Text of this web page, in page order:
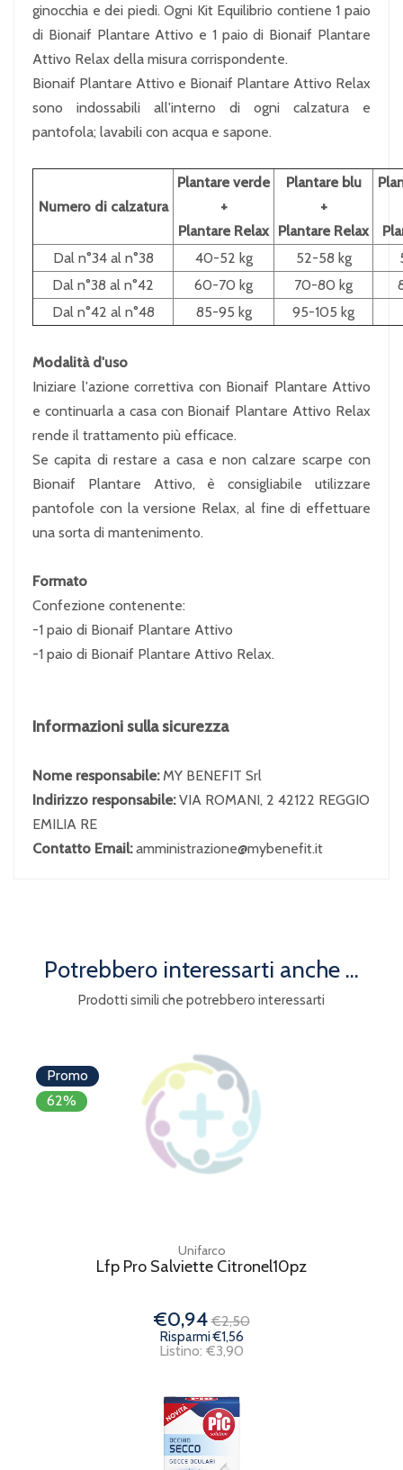
ginocchia e dei piedi. Ogni Kit Equilibrio contiene 1 paio
di Bionaif Plantare Attivo e 1 paio di Bionaif Plantare
Attivo Relax della misura corrispondente.
Bionaif Plantare Attivo e Bionaif Plantare Attivo Relax
sono indossabili all'interno di ogni calzatura e
pantofola; lavabili con acqua e sapone.
Numero di calzatura
Plantare verde
+
Plantare Relax
Plantare blu
+
Plantare Relax
Dal n°34 al n°38
40-52 kg 52-58 kg
Dal n°38 al n°42
60-70 kg 70-80 kg
Dal n°42 al n°48
85-95 kg 95-105 kg
Modalità d'uso
Iniziare l'azione correttiva con Bionaif Plantare Attivo
e continuarla a casa con Bionaif Plantare Attivo Relax
rende il trattamento più efficace.
Se capita di restare a casa e non calzare scarpe con
Bionaif Plantare Attivo, è consigliabile utilizzare
pantofole con la versione Relax, al fine di effettuare
una sorta di mantenimento.
Formato
Confezione contenente:
-1 paio di Bionaif Plantare Attivo
-1 paio di Bionaif Plantare Attivo Relax.
Informazioni sulla sicurezza
Nome responsabile: MY BENEFIT Srl
Indirizzo responsabile:VIA ROMANI, 2 42122 REGGIO
EMILIA RE
Contatto Email:amministrazione@mybenefit.it
Potrebbero interessarti anche ...
Prodotti simili che potrebbero interessarti
Promo
62%
Unifarco
Lfp Pro Salviette Citronel10pz
€0,94 €2,50
Risparmi €1,56
Listino: €3,90